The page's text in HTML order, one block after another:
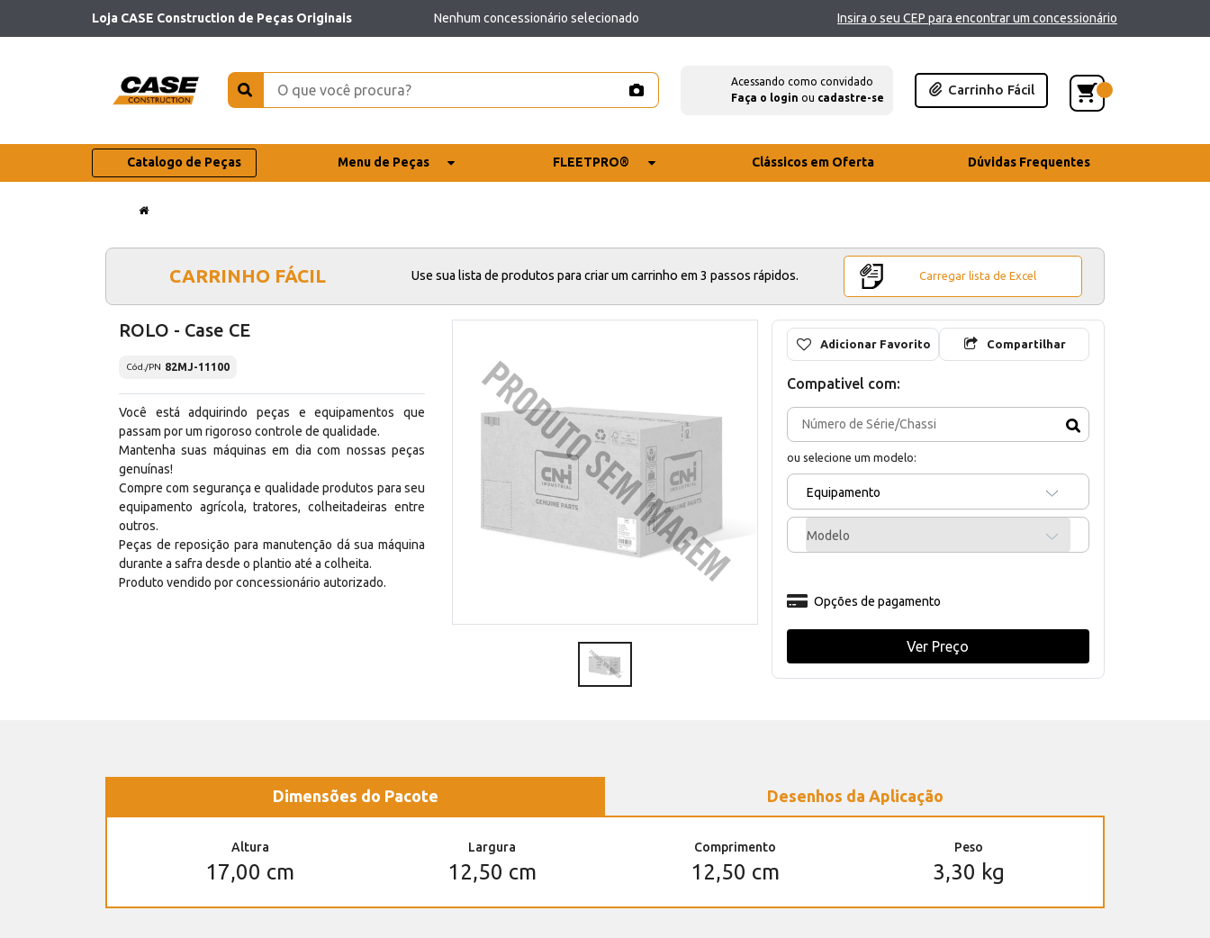
Loja CASE Construction de Peças Originais Nenhum concessionário selecionado Insira o seu CEP para encontrar um concessionário
Acessando como convidado
Faça o login ou cadastre-se
Carrinho Fácil
Catalogo de Peças Menu de Peças FLEETPRO® Clássicos em Oferta Dúvidas Frequentes
CARRINHO FÁCIL Use sua lista de produtos para criar um carrinho em 3 passos rápidos. Carregar lista de Excel
ROLO - Case CE
Cód./PN 82MJ-11100
Você está adquirindo peças e equipamentos que
passam por um rigoroso controle de qualidade.
Mantenha suas máquinas em dia com nossas peças
genuínas!
Compre com segurança e qualidade produtos para seu
equipamento agrícola, tratores, colheitadeiras entre
outros.
Peças de reposição para manutenção dá sua máquina
durante a safra desde o plantio até a colheita.
Produto vendido por concessionário autorizado.
Adicionar Favorito Compartilhar
Compativel com:
ou selecione um modelo:
Equipamento
Modelo
Opções de pagamento
Ver Preço
Dimensões do Pacote Desenhos da Aplicação
Altura
17,00 cm
Largura
12,50 cm
Comprimento
12,50 cm
Peso
3,30 kg